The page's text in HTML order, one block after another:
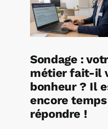
Sondage :
métier fait-il
bonheur ? Il
encore
répondre !